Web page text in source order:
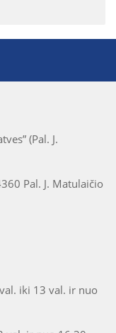
(Pal. J.
Pal. J. Matulaičio
iki 13 val. ir nuo